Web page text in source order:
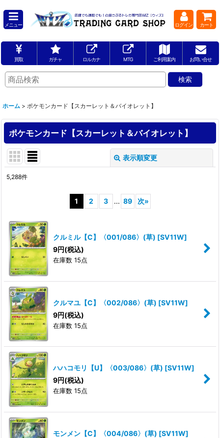
メニュー ログイン カート
買取 ガチャ ロルカナ MTG ご利用案内 お問い合せ
ホーム > ポケモンカード【スカーレット＆バイオレット】
ポケモンカード【スカーレット＆バイオレット】
表示順変更
サブカテゴリ
表示数:
並び順:
5,288件
1 2 3 ... 89 次»
クルミル【C】〈001/086〉(草) [SV11W]
9円(税込)
在庫数 15点
クルマユ【C】〈002/086〉(草) [SV11W]
9円(税込)
在庫数 15点
ハハコモリ【U】〈003/086〉(草) [SV11W]
9円(税込)
在庫数 15点
モンメン【C】〈004/086〉(草) [SV11W]